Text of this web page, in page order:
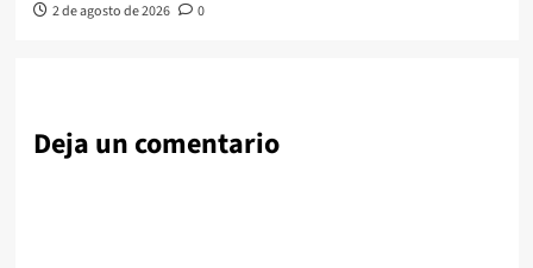
2 de agosto de 2026 0
Deja un comentario